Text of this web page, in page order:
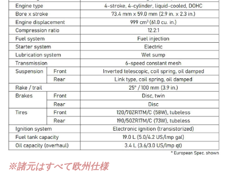
※諸元はすべて欧州仕様